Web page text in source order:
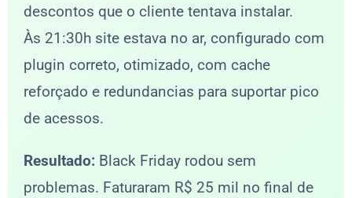
descontos que o cliente tentava instalar.
Às 21:30h site estava no ar, configurado com
plugin correto, otimizado, com cache
reforçado e redundancias para suportar pico
de acessos.
Resultado: Black Friday rodou sem
problemas. Faturaram R$ 25 mil no final de